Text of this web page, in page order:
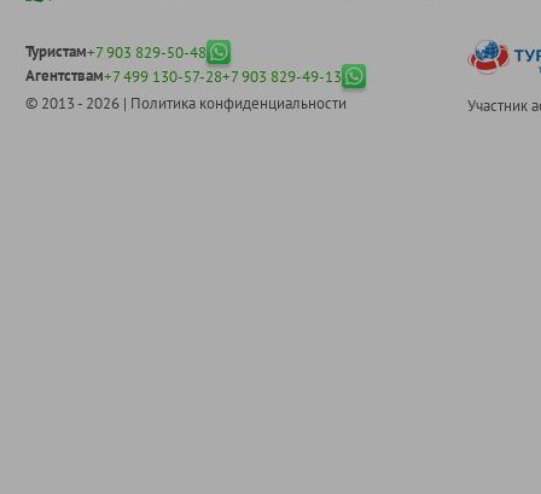
Туристам+7 903 829-50-48
Агентствам+7 499 130-57-28+7 903 829-49-13
© 2013 - 2026 | Политика конфиденциальности Участник